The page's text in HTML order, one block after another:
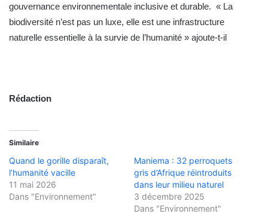
gouvernance environnementale inclusive et durable. « La
biodiversité n’est pas un luxe, elle est une infrastructure
naturelle essentielle à la survie de l’humanité » ajoute-t-il
Rédaction
Similaire
Quand le gorille disparaît,
l’humanité vacille
11 mai 2026
Dans "Environnement"
Maniema : 32 perroquets
gris d’Afrique réintroduits
dans leur milieu naturel
3 décembre 2025
Dans "Environnement"